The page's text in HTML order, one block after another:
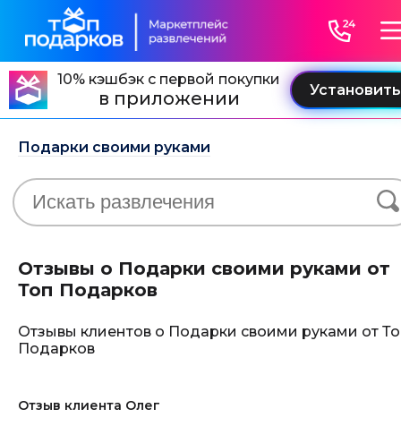
10% кэшбэк с первой покупки
в приложении
Подарки своими руками
Отзывы о Подарки своими руками от
Топ Подарков
Отзывы клиентов о Подарки своими руками от
Подарков
Отзыв клиента Олег